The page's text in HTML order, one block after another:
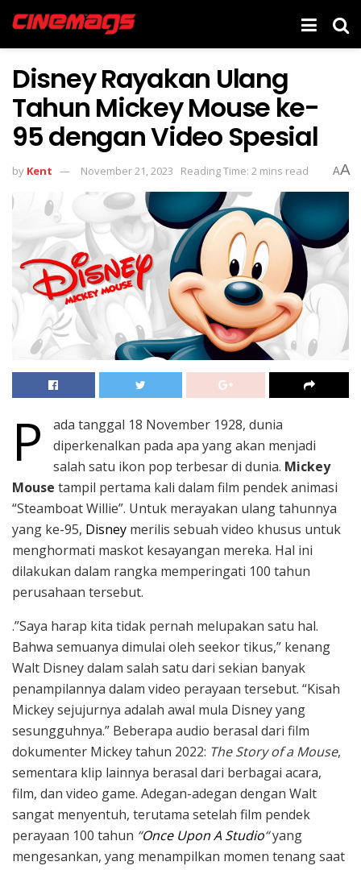
Disney Rayakan Ulang
Tahun Mickey Mouse ke-
95 dengan Video Spesial
by Kent November 21, 2023 Reading Time: 2 mins read AA
P
ada tanggal 18 November 1928, dunia
diperkenalkan pada apa yang akan menjadi
salah satu ikon pop terbesar di dunia. Mickey
Mouse tampil pertama kali dalam film pendek animasi
“Steamboat Willie”. Untuk merayakan ulang tahunnya
yang ke-95, Disney merilis sebuah video khusus untuk
menghormati maskot kesayangan mereka. Hal ini
dilakukan dalam rangka memperingati 100 tahun
perusahaan tersebut.
.”Saya harap kita tidak pernah melupakan satu hal.
Bahwa semuanya dimulai oleh seekor tikus,” kenang
Walt Disney dalam salah satu dari sekian banyak
penampilannya dalam video perayaan tersebut. “Kisah
Mickey sejujurnya adalah awal mula Disney yang
sesungguhnya.” Beberapa audio berasal dari film
dokumenter Mickey tahun 2022: The Story of a Mouse,
sementara klip lainnya berasal dari berbagai acara,
film, dan video game. Adegan-adegan dengan Walt
sangat menyentuh, terutama setelah film pendek
perayaan 100 tahun “Once Upon A Studio“yang
mengesankan, yang menampilkan momen tenang saat